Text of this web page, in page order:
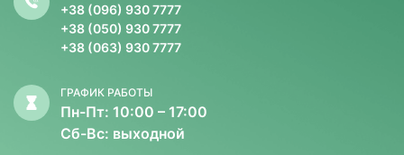
+38 (096) 930 7777
+38 (050) 930 7777
+38 (063) 930 7777
ГРАФИК РАБОТЫ
Пн-Пт: 10:00 – 17:00
Сб-Вс: выходной